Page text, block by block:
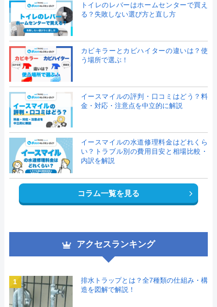
トイレのレバーはホームセンターで買え
る？失敗しない選び方と直し方
カビキラーとカビハイターの違いは？使
う場所で選ぶ！
イースマイルの評判・口コミはどう？料
金・対応・注意点を中立的に解説
イースマイルの水道修理料金はどれくら
い？トラブル別の費用目安と相場比較・
内訳を解説
コラム一覧を見る
アクセスランキング
1
排水トラップとは？全7種類の仕組み・構
造を図解で解説！